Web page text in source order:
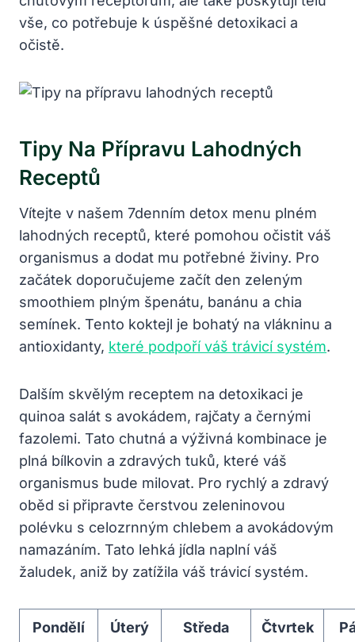
vše, co potřebuje k úspěšné detoxikaci a
očistě.
Tipy Na Přípravu Lahodných
Receptů
Vítejte v našem 7denním detox menu plném
lahodných receptů, které pomohou očistit váš
organismus a dodat mu potřebné živiny. Pro
začátek doporučujeme začít den zeleným
smoothiem plným špenátu, banánu a chia
semínek. Tento koktejl je bohatý na vlákninu a
antioxidanty, které podpoří váš trávicí systém.
Dalším skvělým receptem na detoxikaci je
quinoa salát s avokádem, rajčaty a černými
fazolemi. Tato chutná a výživná kombinace je
plná bílkovin a zdravých tuků, které váš
organismus bude milovat. Pro rychlý a zdravý
oběd si připravte čerstvou zeleninovou
polévku s celozrnným chlebem a avokádovým
namazáním. Tato lehká jídla naplní váš
žaludek, aniž by zatížila váš trávicí systém.
Pondělí Úterý Středa Čtvrtek